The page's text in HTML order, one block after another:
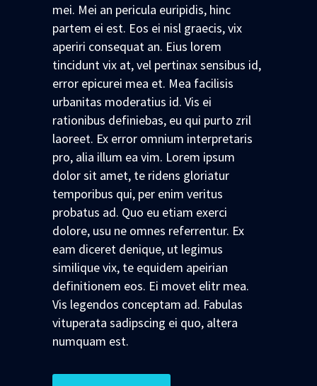
mei. Mei an pericula euripidis, hinc
partem ei est. Eos ei nisl graecis, vix
aperiri consequat an. Eius lorem
tincidunt vix at, vel pertinax sensibus id,
error epicurei mea et. Mea facilisis
urbanitas moderatius id. Vis ei
rationibus definiebas, eu qui purto zril
laoreet. Ex error omnium interpretaris
pro, alia illum ea vim. Lorem ipsum
dolor sit amet, te ridens gloriatur
temporibus qui, per enim veritus
probatus ad. Quo eu etiam exerci
dolore, usu ne omnes referrentur. Ex
eam diceret denique, ut legimus
similique vix, te equidem apeirian
definitionem eos. Ei movet elitr mea.
Vis legendos conceptam ad. Fabulas
vituperata sadipscing ei quo, altera
numquam est.